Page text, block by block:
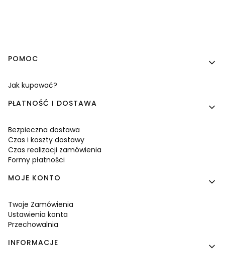
Linki w stopce
POMOC
Jak kupować?
PŁATNOŚĆ I DOSTAWA
Bezpieczna dostawa
Czas i koszty dostawy
Czas realizacji zamówienia
Formy płatności
MOJE KONTO
Twoje Zamówienia
Ustawienia konta
Przechowalnia
INFORMACJE